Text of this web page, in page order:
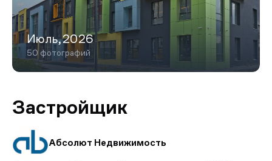
интересных проектов в Новой Москве с точки зрения
расположения, видовых характеристик,
инфраструктуры и стоимости квартир. Среди его
плюсов: лесное окружение, близость к столице и
налаженное сообщение с ней, развитая дорожная и
себя квартиры разного формата и площади, несколько
типов отделки.
Из минусов только то, что развитие инфраструктуры
происходит медленнее, чем строительство жилых
домов. Так, например, жители жалуются на нехватку
Июль,2026
50 фотографий
Застройщик
Абсолют Недвижимость